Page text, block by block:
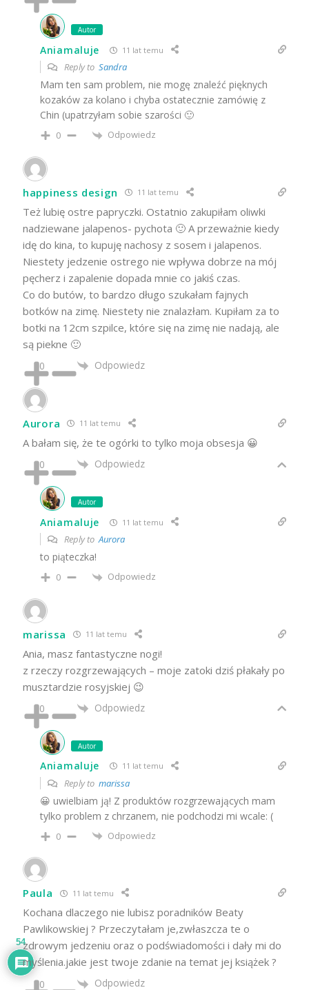
Autor
Aniamaluje 11 lat temu
Reply to Sandra
Mam ten sam problem, nie mogę znaleźć pięknych
kozaków za kolano i chyba ostatecznie zamówię z
Chin (upatrzyłam sobie szarości 🙂
0 Odpowiedz
happiness design 11 lat temu
Też lubię ostre papryczki. Ostatnio zakupiłam oliwki
nadziewane jalapenos- pychota 🙂 A przeważnie kiedy
idę do kina, to kupuję nachosy z sosem i jalapenos.
Niestety jedzenie ostrego nie wpływa dobrze na mój
pęcherz i zapalenie dopada mnie co jakiś czas.
Co do butów, to bardzo długo szukałam fajnych
botków na zimę. Niestety nie znalazłam. Kupiłam za to
botki na 12cm szpilce, które się na zimę nie nadają, ale
są piekne 🙂
0 Odpowiedz
Aurora 11 lat temu
A bałam się, że te ogórki to tylko moja obsesja 😀
0 Odpowiedz
Autor
Aniamaluje 11 lat temu
Reply toAurora
to piąteczka!
0 Odpowiedz
marissa 11 lat temu
Ania, masz fantastyczne nogi!
z rzeczy rozgrzewających – moje zatoki dziś płakały po
musztardzie rosyjskiej 😉
0 Odpowiedz
Autor
Aniamaluje 11 lat temu
Reply to marissa
😀 uwielbiam ją! Z produktów rozgrzewających mam
tylko problem z chrzanem, nie podchodzi mi wcale: (
0 Odpowiedz
Paula 11 lat temu
Kochana dlaczego nie lubisz poradników Beaty
Pawlikowskiej ? Przeczytałam je,zwłaszcza te o
zdrowym jedzeniu oraz o podświadomości i dały mi do
myślenia.jakie jest twoje zdanie na temat jej książek ?
0 Odpowiedz
54